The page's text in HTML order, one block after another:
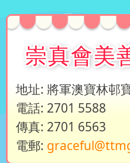
崇真會美
地址: 將軍澳寶林邨
電話: 2701 5588
傳真: 2701 6563
電郵: